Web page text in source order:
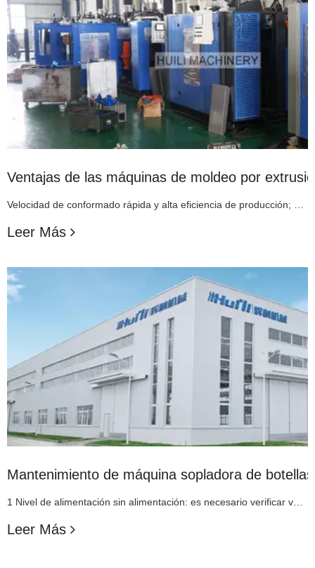
Ventajas de las máquinas de moldeo por
Leer Más
Mantenimiento de máquina sopladora de
Leer Más